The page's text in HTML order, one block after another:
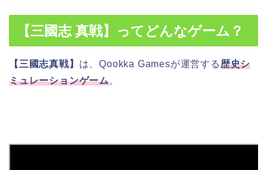
【三國志 真戦】ってどんなゲーム？
【三國志真戦】 は、Qookka Gamesが運営する歴史シ
ミュレーションゲーム。